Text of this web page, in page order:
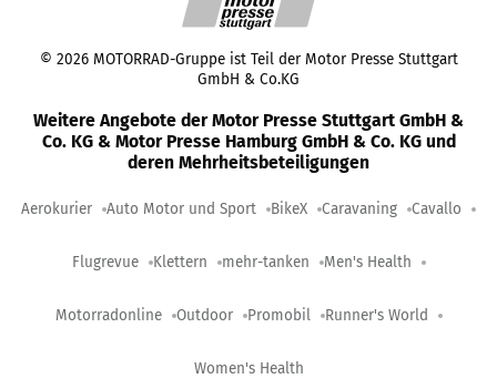
© 2026 MOTORRAD-Gruppe ist Teil der Motor Presse Stuttgart
GmbH & Co.KG
Weitere Angebote der Motor Presse Stuttgart GmbH &
Co. KG & Motor Presse Hamburg GmbH & Co. KG und
deren Mehrheitsbeteiligungen
Aerokurier Auto Motor und Sport BikeX Caravaning Cavallo
Flugrevue Klettern mehr-tanken Men's Health
Motorradonline Outdoor Promobil Runner's World
Women's Health